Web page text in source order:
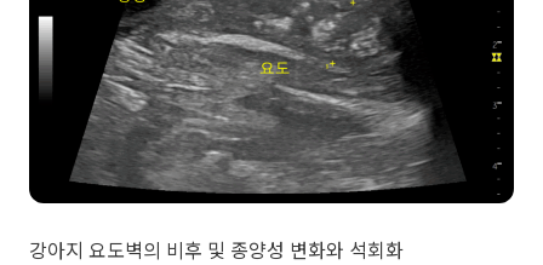
강아지 요도벽의 비후 및 종양성 변화와 석회화